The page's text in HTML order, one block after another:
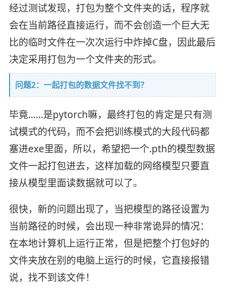
经过测试发现，打包为整个文件夹的话，程序就
会在当前路径直接运行，而不会创造一个巨大无
比的临时文件在一次次运行中炸掉C盘，因此最后
决定采用打包为一个文件夹的形式。
问题2：一起打包的数据文件找不到？
毕竟……是pytorch嘛，最终打包的肯定是只有测
试模式的代码，而不会把训练模式的大段代码都
塞进exe里面，所以，希望把一个.pth的模型数据
文件一起打包进去，这样加载的网络模型只要直
接从模型里面读数据就可以了。
很快，新的问题出现了，当把模型的路径设置为
当前路径的时候，会出现一种非常诡异的情况：
在本地计算机上运行正常，但是把整个打包好的
文件夹放在别的电脑上运行的时候，它直接报错
说，找不到该文件！